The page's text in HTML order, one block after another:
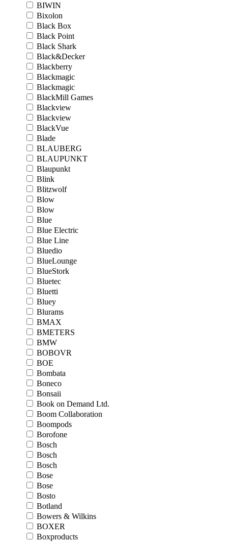
BIWIN
Bixolon
Black Box
Black Point
Black Shark
Black&Decker
Blackberry
Blackmagic
Blackmagic
BlackMill Games
Blackview
Blackview
BlackVue
Blade
BLAUBERG
BLAUPUNKT
Blaupunkt
Blink
Blitzwolf
Blow
Blow
Blue
Blue Electric
Blue Line
Bluedio
BlueLounge
BlueStork
Bluetec
Bluetti
Bluey
Blurams
BMAX
BMETERS
BMW
BOBOVR
BOE
Bombata
Boneco
Bonsaii
Book on Demand Ltd.
Boom Collaboration
Boompods
Borofone
Bosch
Bosch
Bosch
Bose
Bose
Bosto
Botland
Bowers & Wilkins
BOXER
Boxproducts